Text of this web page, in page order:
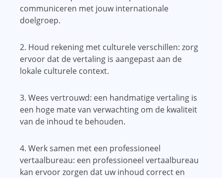
communiceren met jouw internationale
doelgroep.
2. Houd rekening met culturele verschillen: zorg
ervoor dat de vertaling is aangepast aan de
lokale culturele context.
3. Wees vertrouwd: een handmatige vertaling is
een hoge mate van verwachting om de kwaliteit
van de inhoud te behouden.
4. Werk samen met een professioneel
vertaalbureau: een professioneel vertaalbureau
kan ervoor zorgen dat uw inhoud correct en